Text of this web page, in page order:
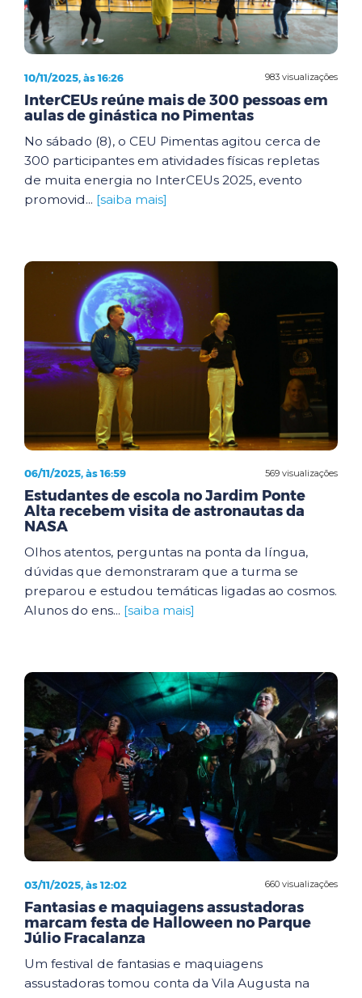
983 visualizações
10/11/2025, às 16:26
InterCEUs reúne mais de 300 pessoas em
aulas de ginástica no Pimentas
No sábado (8), o CEU Pimentas agitou cerca de
300 participantes em atividades físicas repletas
de muita energia no InterCEUs 2025, evento
promovid... [saiba mais]
569 visualizações
06/11/2025, às 16:59
Estudantes de escola no Jardim Ponte
Alta recebem visita de astronautas da
NASA
Olhos atentos, perguntas na ponta da língua,
dúvidas que demonstraram que a turma se
preparou e estudou temáticas ligadas ao cosmos.
Alunos do ens... [saiba mais]
660 visualizações
03/11/2025, às 12:02
Fantasias e maquiagens assustadoras
marcam festa de Halloween no Parque
Júlio Fracalanza
Um festival de fantasias e maquiagens
assustadoras tomou conta da Vila Augusta na